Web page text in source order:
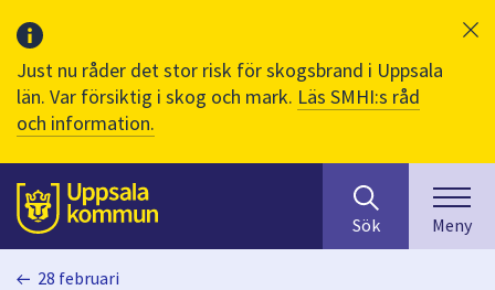
Just nu råder det stor risk för skogsbrand i Uppsala
län. Var försiktig i skog och mark. Läs SMHI:s råd
och information.
Till sidans
huvudinnehåll
efter
innehåll
på
Sök Meny
28 februari